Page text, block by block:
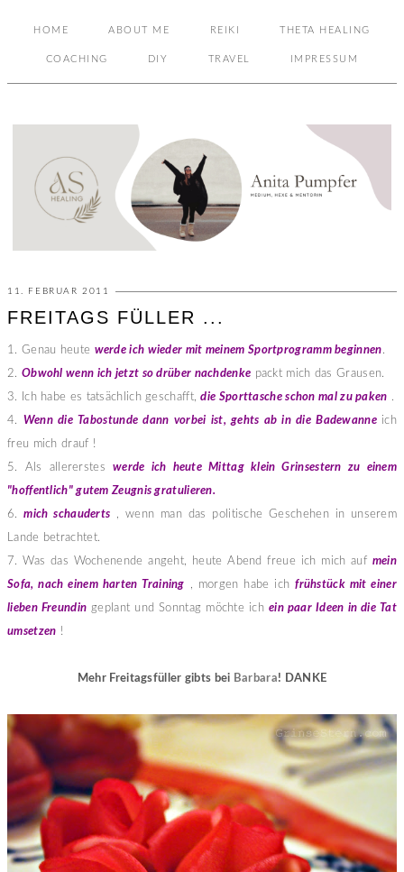
HOME ABOUT ME REIKI THETA HEALING
COACHING DIY TRAVEL IMPRESSUM
11. FEBRUAR 2011
FREITAGS FÜLLER ...
1. Genau heute werde ich wieder mit meinem Sportprogramm beginnen.
2. Obwohl wenn ich jetzt so drüber nachdenke packt mich das Grausen.
3. Ich habe es tatsächlich geschafft,die Sporttasche schon mal zu paken .
4. Wenn die Tabostunde dann vorbei ist, gehts ab in die Badewanne ich
freu mich drauf !
5. Als allererstes werde ich heute Mittag klein Grinsestern zu einem
"hoffentlich" gutem Zeugnis gratulieren.
6.mich schauderts , wenn man das politische Geschehen in unserem
Lande betrachtet.
7. Was das Wochenende angeht, heute Abend freue ich mich auf mein
Sofa, nach einem harten Training
, morgen habe ichfrühstück mit einer
lieben Freundin geplant und Sonntag möchte ich ein paar Ideen in die Tat
umsetzen !
Mehr Freitagsfüller gibts bei Barbara! DANKE